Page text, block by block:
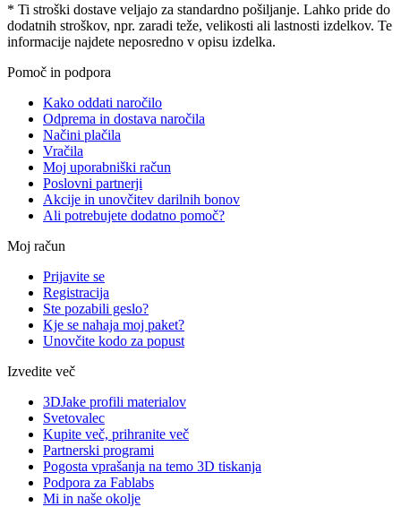
* Ti stroški dostave veljajo za standardno pošiljanje. Lahko pride do
dodatnih stroškov, npr. zaradi teže, velikosti ali lastnosti izdelkov. Te
informacije najdete neposredno v opisu izdelka.
Pomoč in podpora
Kako oddati naročilo
Odprema in dostava naročila
Načini plačila
Vračila
Moj uporabniški račun
Poslovni partnerji
Akcije in unovčitev darilnih bonov
Ali potrebujete dodatno pomoč?
Moj račun
Prijavite se
Registracija
Ste pozabili geslo?
Kje se nahaja moj paket?
Unovčite kodo za popust
Izvedite več
3DJake profili materialov
Svetovalec
Kupite več, prihranite več
Partnerski programi
Pogosta vprašanja na temo 3D tiskanja
Podpora za Fablabs
Mi in naše okolje